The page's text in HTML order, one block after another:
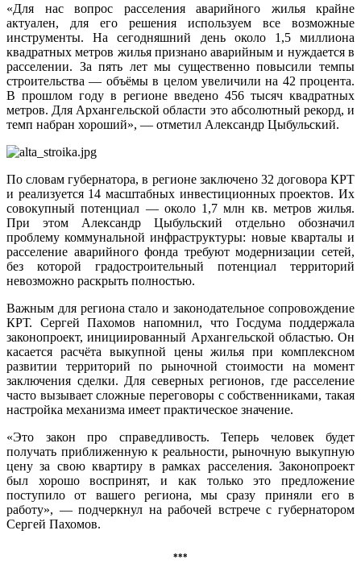
«Для нас вопрос расселения аварийного жилья крайне
актуален, для его решения используем все возможные
инструменты. На сегодняшний день около 1,5 миллиона
квадратных метров жилья признано аварийным и нуждается в
расселении. За пять лет мы существенно повысили темпы
строительства — объёмы в целом увеличили на 42 процента.
В прошлом году в регионе введено 456 тысяч квадратных
метров. Для Архангельской области это абсолютный рекорд, и
темп набран хороший», — отметил Александр Цыбульский.
По словам губернатора, в регионе заключено 32 договора КРТ
и реализуется 14 масштабных инвестиционных проектов. Их
совокупный потенциал — около 1,7 млн кв. метров жилья.
При этом Александр Цыбульский отдельно обозначил
проблему коммунальной инфраструктуры: новые кварталы и
расселение аварийного фонда требуют модернизации сетей,
без которой градостроительный потенциал территорий
невозможно раскрыть полностью.
Важным для региона стало и законодательное сопровождение
КРТ. Сергей Пахомов напомнил, что Госдума поддержала
законопроект, инициированный Архангельской областью. Он
касается расчёта выкупной цены жилья при комплексном
развитии территорий по рыночной стоимости на момент
заключения сделки. Для северных регионов, где расселение
часто вызывает сложные переговоры с собственниками, такая
настройка механизма имеет практическое значение.
«Это закон про справедливость. Теперь человек будет
получать приближенную к реальности, рыночную выкупную
цену за свою квартиру в рамках расселения. Законопроект
был хорошо воспринят, и как только это предложение
поступило от вашего региона, мы сразу приняли его в
работу», — подчеркнул на рабочей встрече с губернатором
Сергей Пахомов.
***